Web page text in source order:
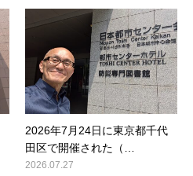
2026年7月24日に東京都千代
田区で開催された（…
2026.07.27